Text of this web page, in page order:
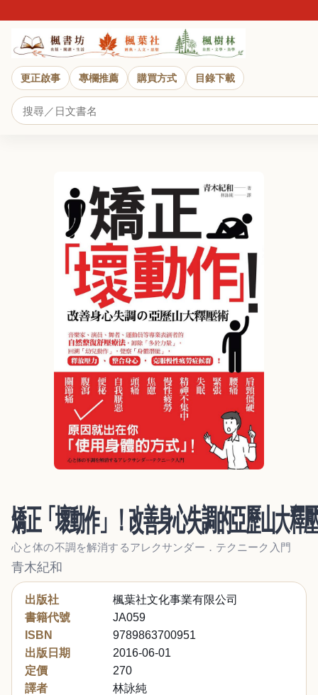
更正啟事 專欄推薦 購買方式 目錄下載
矯正「壞動作」！改善身心失調的亞歷山大釋
心と体の不調を解消するアレクサンダー．テクニーク入門
青木紀和
出版社
楓葉社文化事業有限公司
書籍代號
JA059
ISBN
9789863700951
出版日期
2016-06-01
定價
270
譯者
林詠純